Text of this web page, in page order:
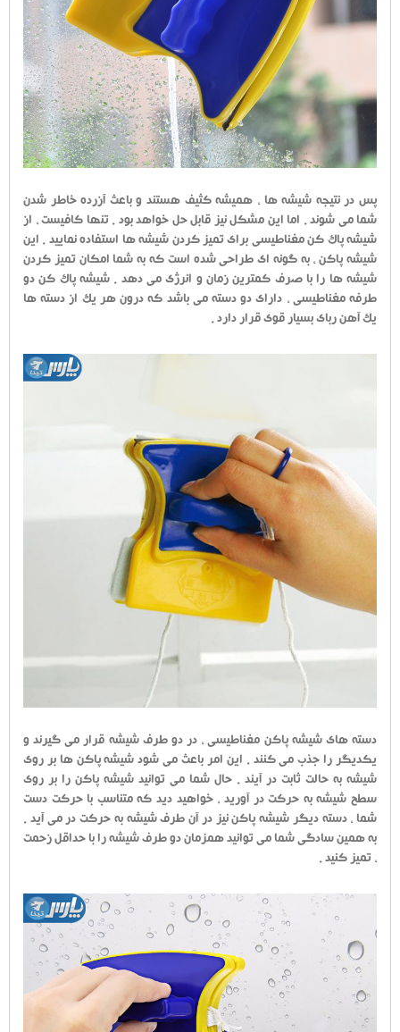
پس در نتیجه شیشه ها ، همیشه کثیف هستند و باعث آزرده خاطر شدن
شما می شوند . اما این مشکل نیز قابل حل خواهد بود . تنها کافیست ، از
شیشه پاک کن مغناطیسی برای تمیز کردن شیشه ها استفاده نمایید . این
شیشه پاکن ، به گونه ای طراحی شده است که به شما امکان تمیز کردن
شیشه ها را با صرف کمترین زمان و انرژی می دهد . شیشه پاک کن دو
طرفه مغناطیسی ، دارای دو دسته می باشد که درون هر یک از دسته ها
یک آهن ربای بسیار قوی قرار دارد .
دسته های شیشه پاکن مغناطیسی ، در دو طرف شیشه قرار می گیرند و
یکدیگر را جذب می کنند . این امر باعث می شود شیشه پاکن ها بر روی
شیشه به حالت ثابت در آیند . حال شما می توانید شیشه پاکن را بر روی
سطح شیشه به حرکت در آورید ، خواهید دید که متناسب با حرکت دست
شما ، دسته دیگر شیشه پاکن نیز در آن طرف شیشه به حرکت در می آید .
به همین سادگی شما می توانید همزمان دو طرف شیشه را با حداقل زحمت
، تمیز کنید .